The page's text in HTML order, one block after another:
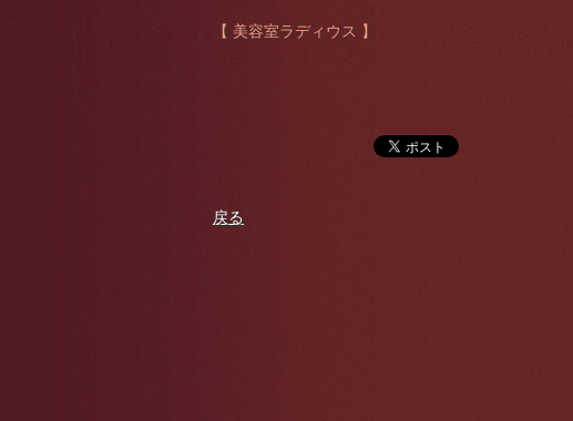
【 美容室ラディウス 】
戻る